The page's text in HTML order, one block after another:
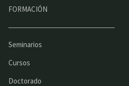
FORMACIÓN
Seminarios
Cursos
Doctorado